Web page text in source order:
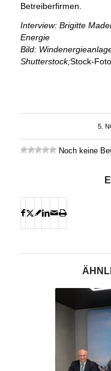
Betreiberfirmen.
Interview: Brigitte
Energie
Bild:
Shutterstock;Stock-Foto
5.
Noch keine